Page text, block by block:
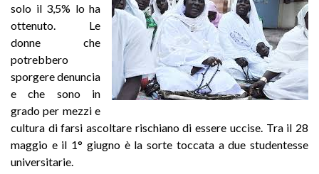
solo il 3,5% lo ha
ottenuto. Le
donne che
potrebbero
sporgere denuncia
e che sono in
grado per mezzi e
cultura di farsi ascoltare rischiano di essere uccise. Tra il 28
maggio e il 1° giugno è la sorte toccata a due studentesse
universitarie.